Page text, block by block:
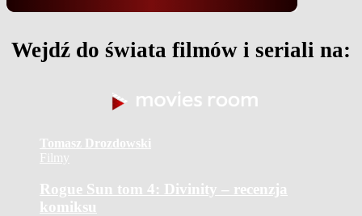
Wejdź do świata filmów i seriali na:
Tomasz Drozdowski
Filmy
Rogue Sun tom 4: Divinity – recenzja
komiksu